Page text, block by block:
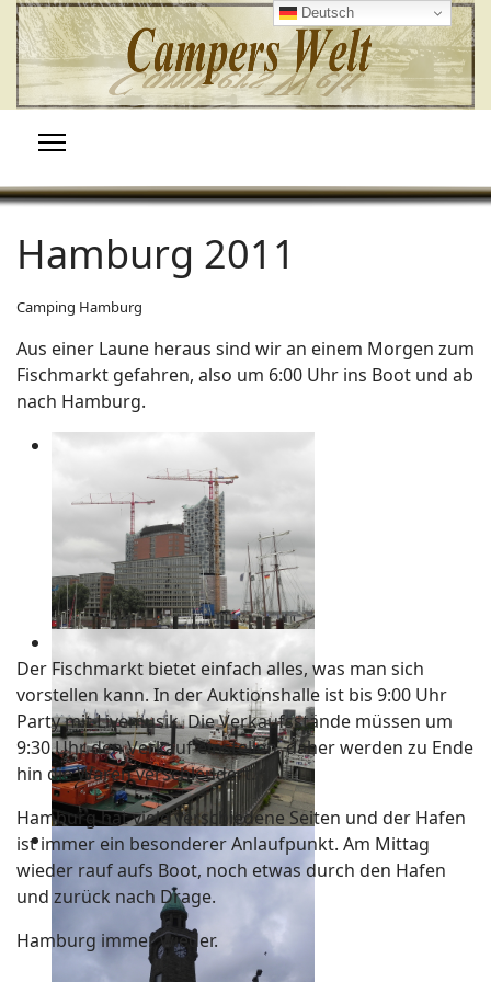
Deutsch
Hamburg 2011
Camping Hamburg
Aus einer Laune heraus sind wir an einem Morgen zum
Fischmarkt gefahren, also um 6:00 Uhr ins Boot und ab
nach Hamburg.
Der Fischmarkt bietet einfach alles, was man sich
vorstellen kann. In der Auktionshalle ist bis 9:00 Uhr
Party mit Livemusik. Die Verkaufsstände müssen um
9:30 Uhr den Verkauf einstellen, daher werden zu Ende
hin die Waren verschleudert.
Hamburg hat viele verschiedene Seiten und der Hafen
ist immer ein besonderer Anlaufpunkt. Am Mittag
wieder rauf aufs Boot, noch etwas durch den Hafen
und zurück nach Drage.
Hamburg immer wieder.